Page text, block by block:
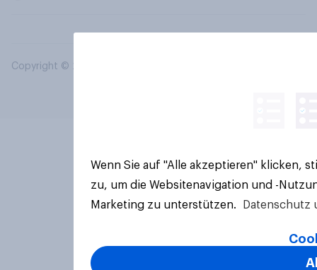
Copyright © 2026 YouGov PLC. Alle Rechte vorbehalten.
Wenn Sie auf "Alle akzeptieren" klicken,
zu, um die Websitenavigation und -
Marketing zu unterstützen.
Datenschutz